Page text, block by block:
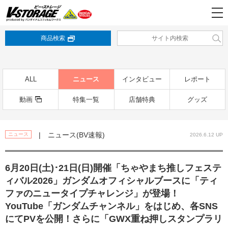
商品検索
ALL ニュース インタビュー レポート
動画 特集一覧 店舗特典 グッズ
ニュース | ニュース(BV速報) 2026.6.12 UP
6月20日(土)･21日(日)開催「ちゃやまち推しフェステ
ィバル2026」ガンダムオフィシャルブースに「ティ
ファのニュータイプチャレンジ」が登場！
YouTube「ガンダムチャンネル」をはじめ、各SNS
にてPVを公開！さらに「GWX重ね押しスタンプラリ